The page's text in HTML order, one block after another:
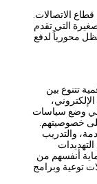
تقدم
لدفع
بين
سياسات
من
وبرامج